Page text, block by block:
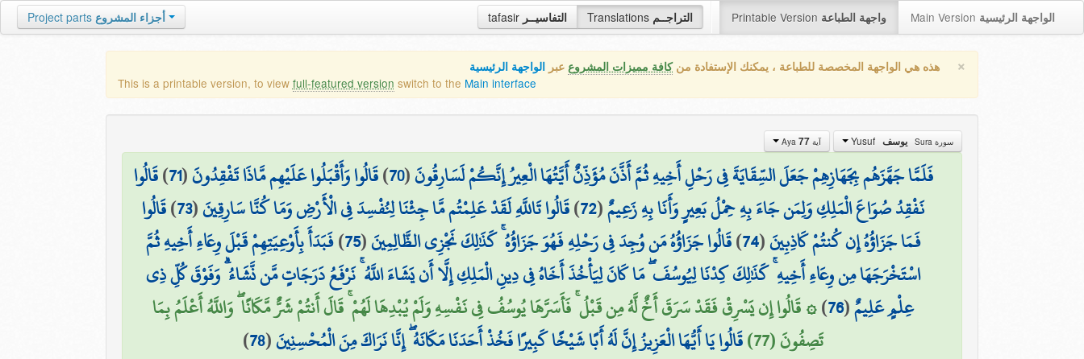
tafasir التفاسيــر Translations التراجــم Printable Version واجهة الطباعة Main Version الواجهة الرئيسية Project parts أجزاء المشروع
× هذه هي الواجهة المخصصة للطباعة ، يمكنك الإستفادة منكافة مميزات المشروع عبر الواجهة الرئيسية
This is a printable version, to view full-featured version switch to the Main interface
سورة Sura يوسف آية Aya 77
فَلَمَّا جَهَّزَهُم بِجَهَازِهِمْ جَعَلَ السِّقَايَةَ فِي رَحْلِ أَخِيهِ ثُمَّ أَذَّنَ مُؤَذِّنٌ أَيَّتُهَا الْعِيرُ إِنَّكُمْ لَسَارِقُونَ(
70
)قَالُوا وَأَقْبَلُوا عَلَيْهِم مَّاذَا تَفْقِدُونَ(
71
)قَالُوا
نَفْقِدُ صُوَاعَ الْمَلِكِ وَلِمَن جَاءَ بِهِ حِمْلُ بَعِيرٍ وَأَنَا بِهِ زَعِيمٌ(
72
)قَالُوا تَاللَّهِ لَقَدْ عَلِمْتُم مَّا جِئْنَا لِنُفْسِدَ فِي الْأَرْضِ وَمَا كُنَّا سَارِقِينَ(
73
)قَالُوا
فَمَا جَزَاؤُهُ إِن كُنتُمْ كَاذِبِينَ(
74
)قَالُوا جَزَاؤُهُ مَن وُجِدَ فِي رَحْلِهِ فَهُوَ جَزَاؤُهُ ۚ كَذَٰلِكَ نَجْزِي الظَّالِمِينَ(
75
)فَبَدَأَ بِأَوْعِيَتِهِمْ قَبْلَ وِعَاءِ أَخِيهِ ثُمَّ
اسْتَخْرَجَهَا مِن وِعَاءِ أَخِيهِ ۚ كَذَٰلِكَ كِدْنَا لِيُوسُفَ ۖ مَا كَانَ لِيَأْخُذَ أَخَاهُ فِي دِينِ الْمَلِكِ إِلَّا أَن يَشَاءَ اللَّهُ ۚ نَرْفَعُ دَرَجَاتٍ مَّن نَّشَاءُ ۗ وَفَوْقَ كُلِّ ذِي
عِلْمٍ عَلِيمٌ(
76
)۞ قَالُوا إِن يَسْرِقْ فَقَدْ سَرَقَ أَخٌ لَّهُ مِن قَبْلُ ۚ فَأَسَرَّهَا يُوسُفُ فِي نَفْسِهِ وَلَمْ يُبْدِهَا لَهُمْ ۚ قَالَ أَنتُمْ شَرٌّ مَّكَانًا ۖ وَاللَّهُ أَعْلَمُ بِمَا
تَصِفُونَ (77)
قَالُوا يَا أَيُّهَا الْعَزِيزُ إِنَّ لَهُ أَبًا شَيْخًا كَبِيرًا فَخُذْ أَحَدَنَا مَكَانَهُ ۖ إِنَّا نَرَاكَ مِنَ الْمُحْسِنِينَ(
78
)